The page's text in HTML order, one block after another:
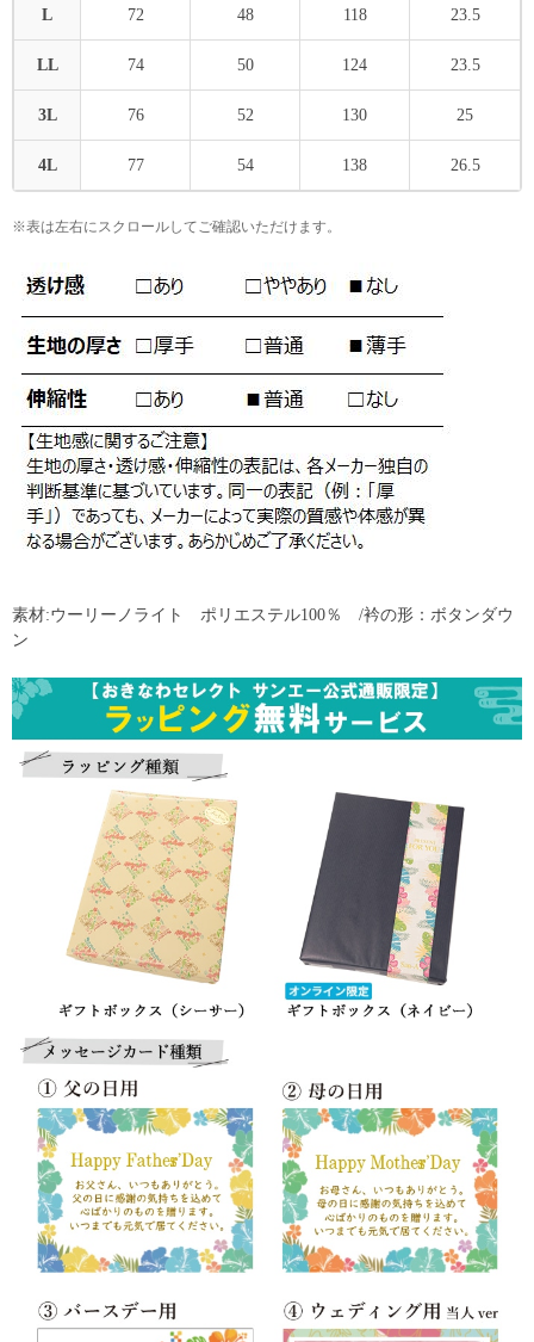
L 72 48 118 23.5
LL 74 50 124 23.5
3L 76 52 130 25
4L 77 54 138 26.5
※表は左右にスクロールしてご確認いただけます。
素材:ウーリーノライト ポリエステル100％ /衿の形：ボタンダウ
ン